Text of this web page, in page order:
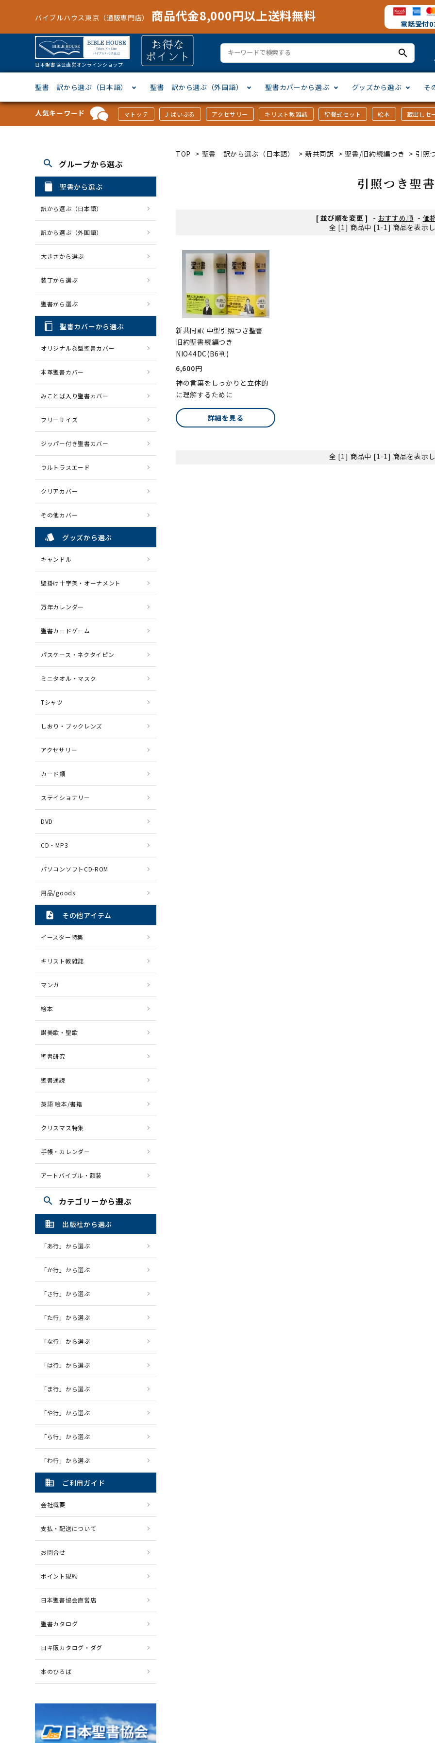
バイブルハウス東京（通販専門店） 商品代金8,000円以上送料無料 電話受付
日本聖書協会直営オンラインショップ
search
聖書 訳から選ぶ（日本語）
新改訳
聖書 訳から選ぶ（外国語）
ドイツ語
聖書カバーから選ぶ
ジッパー付き聖書カバー
グッズから選ぶ
パスケース・ネクタイピン
CD・MP3
そ
聖書通読
「な行」から選ぶ
人気キーワード マトッテ J-ばいぶる アクセサリー キリスト教雑誌 聖餐式セット 絵本 蔵出しセ
TOP > 聖書 訳から選ぶ（日本語） > 新共同訳 > 聖書/旧約続編つき > 引照
引照つき聖書
[ 並び順を変更 ] - おすすめ順 - 価
全 [1] 商品中 [1-1] 商品を表示
新共同訳 中型引照つき聖書
旧約聖書続編つき
NIO44DC(B6判)
6,600円
神の言葉をしっかりと立体的
に理解するために
詳細を見る
全 [1] 商品中 [1-1] 商品を表示
search グループから選ぶ
聖書から選ぶ
訳から選ぶ（日本語）
訳から選ぶ（外国語）
大きさから選ぶ
装丁から選ぶ
聖書から選ぶ
聖書カバーから選ぶ
オリジナル巻型聖書カバー
本革聖書カバー
みことば入り聖書カバー
フリーサイズ
ジッパー付き聖書カバー
ウルトラスエード
クリアカバー
その他カバー
style グッズから選ぶ
キャンドル
壁掛け十字架・オーナメント
万年カレンダー
聖書カードゲーム
パスケース・ネクタイピン
ミニタオル・マスク
Tシャツ
しおり・ブックレンズ
アクセサリー
カード類
ステイショナリー
DVD
CD・MP3
パソコンソフトCD-ROM
用品/goods
note_add その他アイテム
イースター特集
キリスト教雑誌
マンガ
絵本
讃美歌・聖歌
聖書研究
聖書通読
英語 絵本/書籍
クリスマス特集
手帳・カレンダー
アートバイブル・額装
search カテゴリーから選ぶ
domain 出版社から選ぶ
「あ行」から選ぶ
「か行」から選ぶ
「さ行」から選ぶ
「た行」から選ぶ
「な行」から選ぶ
「は行」から選ぶ
「ま行」から選ぶ
「や行」から選ぶ
「ら行」から選ぶ
「わ行」から選ぶ
domain ご利用ガイド
会社概要
支払・配送について
お問合せ
ポイント規約
日本聖書協会直営店
聖書カタログ
日キ販カタログ・ダグ
本のひろば